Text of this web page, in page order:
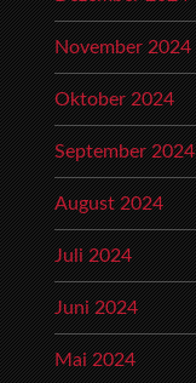
November 2024
Oktober 2024
September 2024
August 2024
Juli 2024
Juni 2024
Mai 2024